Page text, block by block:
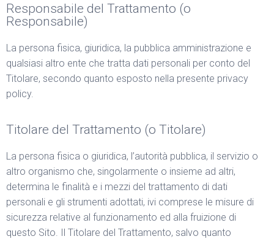
Responsabile del Trattamento (o
Responsabile)
La persona fisica, giuridica, la pubblica amministrazione e
qualsiasi altro ente che tratta dati personali per conto del
Titolare, secondo quanto esposto nella presente privacy
policy.
Titolare del Trattamento (o Titolare)
La persona fisica o giuridica, l’autorità pubblica, il servizio o
altro organismo che, singolarmente o insieme ad altri,
determina le finalità e i mezzi del trattamento di dati
personali e gli strumenti adottati, ivi comprese le misure di
sicurezza relative al funzionamento ed alla fruizione di
questo Sito. Il Titolare del Trattamento, salvo quanto